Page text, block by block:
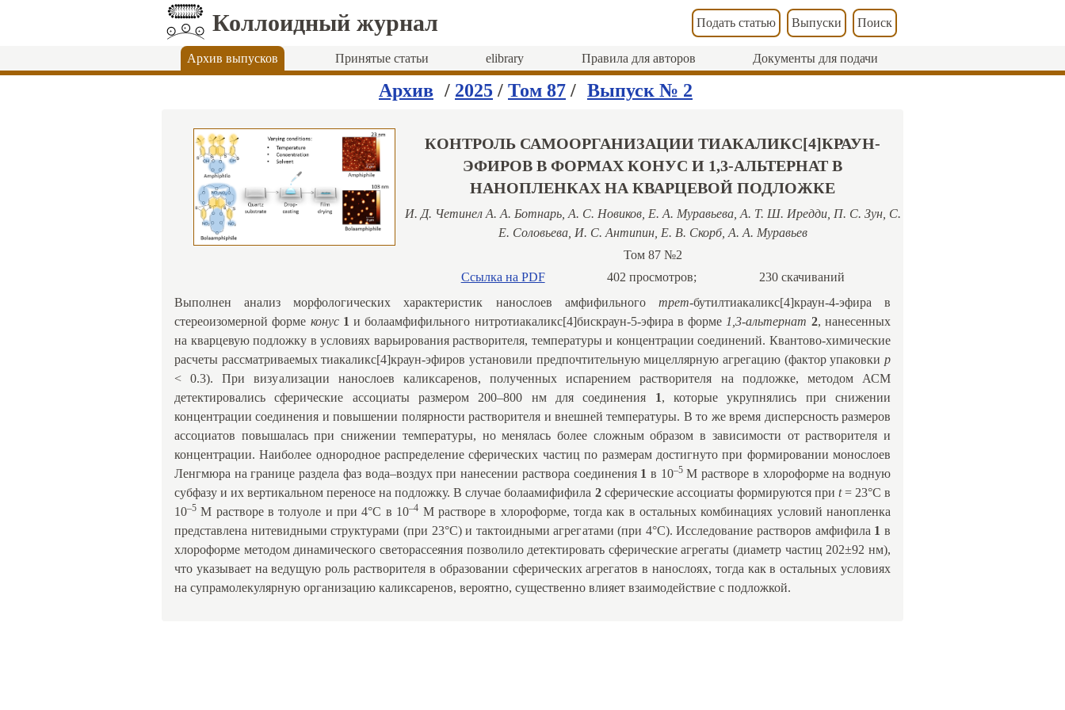
Коллоидный журнал Подать статью Выпуски Поиск
Архив выпусков Принятые статьи elibrary Правила для авторов Документы для подачи
Архив / 2025 / Том 87 / Выпуск № 2
КОНТРОЛЬ САМООРГАНИЗАЦИИ ТИАКАЛИКС[4]КРАУН-
ЭФИРОВ В ФОРМАХ КОНУС И 1,3-АЛЬТЕРНАТ В
НАНОПЛЕНКАХ НА КВАРЦЕВОЙ ПОДЛОЖКЕ
И. Д. Четинел А. А. Ботнарь, А. С. Новиков, Е. А. Муравьева, А. Т. Ш. Иредди, П. С. Зун, С.
Е. Соловьева, И. С. Антипин, Е. В. Скорб, А. А. Муравьев
Том 87 №2
Ссылка на PDF
402 просмотров;
230 скачиваний
Выполнен анализ морфологических характеристик нанослоев амфифильного трет-бутилтиакаликс[4]краун-4-эфира в
стереоизомерной форме конус 1 и болаамфифильного нитротиакаликс[4]бискраун-5-эфира в форме1,3-альтернат 2, нанесенных
на кварцевую подложку в условиях варьирования растворителя, температуры и концентрации соединений. Квантово-химические
расчеты рассматриваемых тиакаликс[4]краун-эфиров установили предпочтительную мицеллярную агрегацию (фактор упаковки p
< 0.3). При визуализации нанослоев каликсаренов, полученных испарением растворителя на подложке, методом АСМ
детектировались сферические ассоциаты размером 200–800 нм для соединения 1, которые укрупнялись при снижении
концентрации соединения и повышении полярности растворителя и внешней температуры. В то же время дисперсность размеров
ассоциатов повышалась при снижении температуры, но менялась более сложным образом в зависимости от растворителя и
концентрации. Наиболее однородное распределение сферических частиц по размерам достигнуто при формировании монослоев
Ленгмюра на границе раздела фаз вода–воздух при нанесении раствора соединения 1 в 10–5M растворе в хлороформе на водную
субфазу и их вертикальном переносе на подложку. В случае болаамифифила 2сферические ассоциаты формируются при t= 23°C в
10–5 М растворе в толуоле и при 4°С в 10–4 М растворе в хлороформе, тогда как в остальных комбинациях условий нанопленка
представлена нитевидными структурами (при 23°С) и тактоидными агрегатами (при 4°С). Исследование растворов амфифила 1 в
хлороформе методом динамического светорассеяния позволило детектировать сферические агрегаты (диаметр частиц 202±92 нм),
что указывает на ведущую роль растворителя в образовании сферических агрегатов в нанослоях, тогда как в остальных условиях
на супрамолекулярную организацию каликсаренов, вероятно, существенно влияет взаимодействие с подложкой.